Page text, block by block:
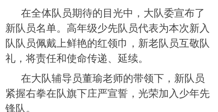
在全体队员期待的目光中，大队委宣布了
新队员名单。高年级少先队员代表为本次新入
队队员佩戴上鲜艳的红领巾，新老队员互敬队
礼，将责任和使命传递、延续。
在大队辅导员董瑜老师的带领下，新队员
紧握右拳在队旗下庄严宣誓，光荣加入少年先
锋队。